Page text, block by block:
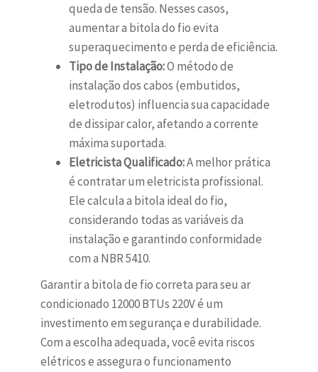
queda de tensão. Nesses casos,
aumentar a bitola do fio evita
superaquecimento e perda de eficiência.
Tipo de Instalação:O método de
instalação dos cabos (embutidos,
eletrodutos) influencia sua capacidade
de dissipar calor, afetando a corrente
máxima suportada.
Eletricista Qualificado:A melhor prática
é contratar um eletricista profissional.
Ele calcula a bitola ideal do fio,
considerando todas as variáveis da
instalação e garantindo conformidade
com a NBR 5410.
Garantir a bitola de fio correta para seu ar
condicionado 12000 BTUs 220V é um
investimento em segurança e durabilidade.
Com a escolha adequada, você evita riscos
elétricos e assegura o funcionamento